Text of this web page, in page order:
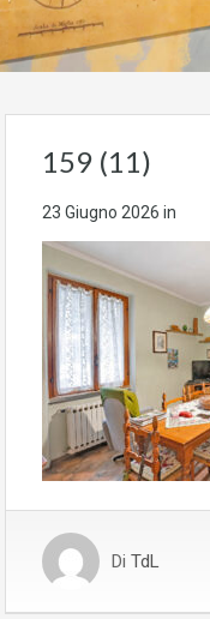
159 (11)
23 Giugno 2026 in
Di TdL